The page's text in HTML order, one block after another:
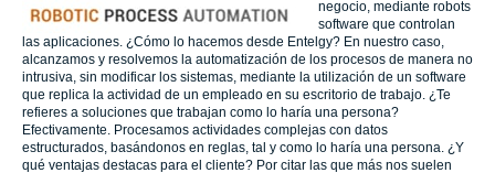
negocio, mediante robots
software que controlan
las aplicaciones. ¿Cómo lo hacemos desde Entelgy? En nuestro caso,
alcanzamos y resolvemos la automatización de los procesos de manera no
intrusiva, sin modificar los sistemas, mediante la utilización de un software
que replica la actividad de un empleado en su escritorio de trabajo. ¿Te
refieres a soluciones que trabajan como lo haría una persona?
Efectivamente. Procesamos actividades complejas con datos
estructurados, basándonos en reglas, tal y como lo haría una persona. ¿Y
qué ventajas destacas para el cliente? Por citar las que más nos suelen